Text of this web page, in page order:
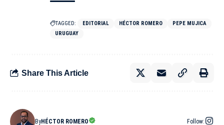
TAGGED: EDITORIAL HÉCTOR ROMERO
PEPE MUJICA
URUGUAY
Share This Article
ByHÉCTOR ROMERO Follow: